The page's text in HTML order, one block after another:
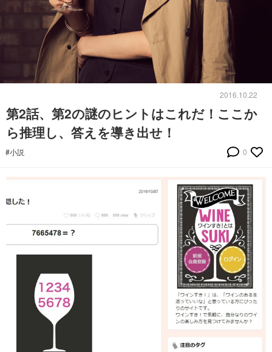
2016.10.22
第2話、第2の謎のヒントはこれだ！ここか
ら推理し、答えを導き出せ！
#小説 0